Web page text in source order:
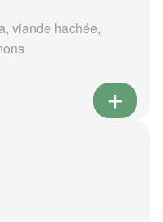
viande hachée,